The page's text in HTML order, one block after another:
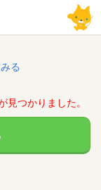
る
見つかりました。